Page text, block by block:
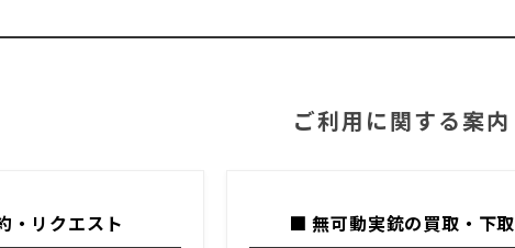
ご利用に関する案内
・リクエスト ■ 無可動実銃の買取・下取